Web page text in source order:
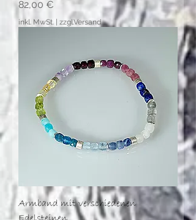
Preis
82,00 €
inkl. MwSt. zzgl.Versand
Armband mit verschiedenen